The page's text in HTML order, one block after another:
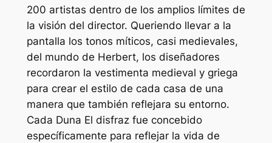
200 artistas dentro de los amplios límites de
la visión del director. Queriendo llevar a la
pantalla los tonos míticos, casi medievales,
del mundo de Herbert, los diseñadores
recordaron la vestimenta medieval y griega
para crear el estilo de cada casa de una
manera que también reflejara su entorno.
Cada Duna El disfraz fue concebido
específicamente para reflejar la vida de